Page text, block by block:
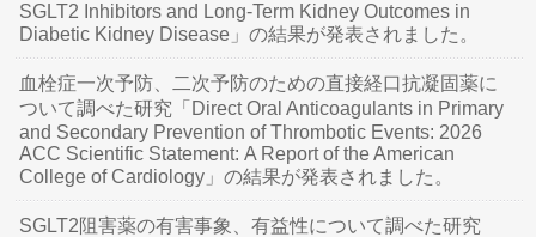
SGLT2 Inhibitors and Long-Term Kidney Outcomes in
Diabetic Kidney Disease」の結果が発表されました。
血栓症一次予防、二次予防のための直接経口抗凝固薬に
ついて調べた研究「Direct Oral Anticoagulants in Primary
and Secondary Prevention of Thrombotic Events: 2026
ACC Scientific Statement: A Report of the American
College of Cardiology」の結果が発表されました。
SGLT2阻害薬の有害事象、有益性について調べた研究